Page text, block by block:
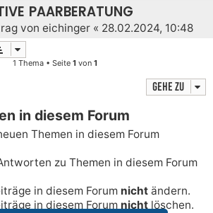
PAARBERATUNG
von eichinger « 28.02.2024, 10:48
1 Thema • Seite 1 von 1
Gehe zu
in diesem Forum
Themen in diesem Forum
zu Themen in diesem Forum
in diesem Forum nicht ändern.
in diesem Forum nicht löschen.